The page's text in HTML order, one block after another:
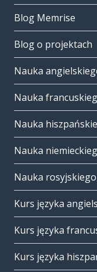
Blog Memrise
Blog o projektach
Nauka
Nauka
Nauka
Nauka
Nauka rosyjskiego
Kurs języka
Kurs języka
Kurs języka